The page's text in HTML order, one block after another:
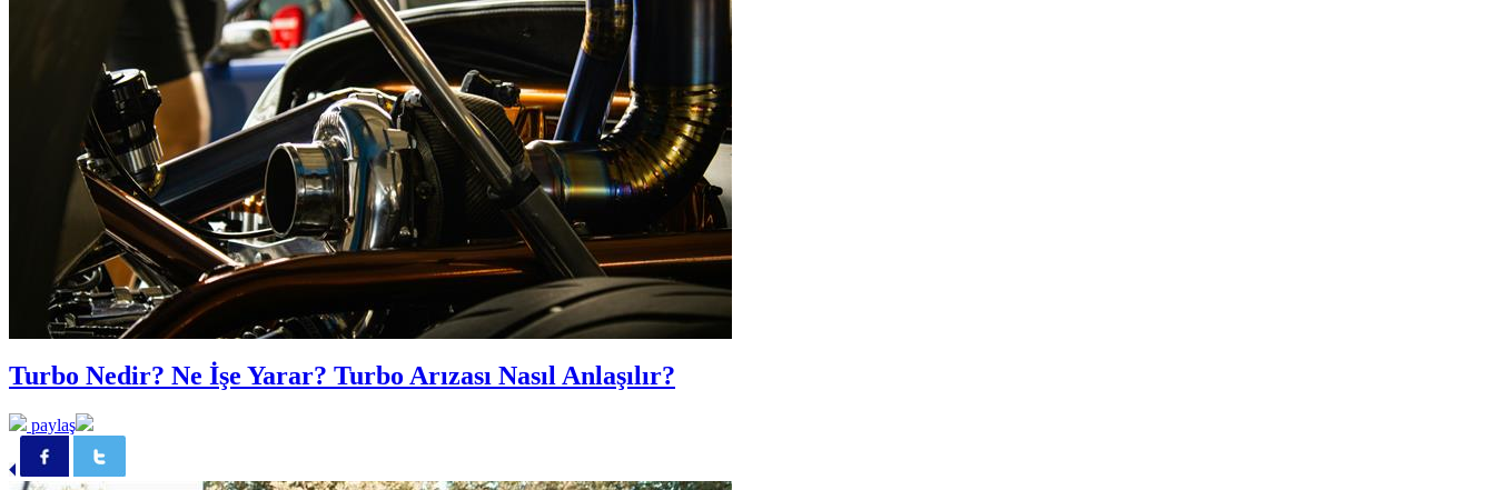
Turbo Nedir? Ne İşe Yarar? Turbo Arızası Nasıl Anlaşılır?
paylaş